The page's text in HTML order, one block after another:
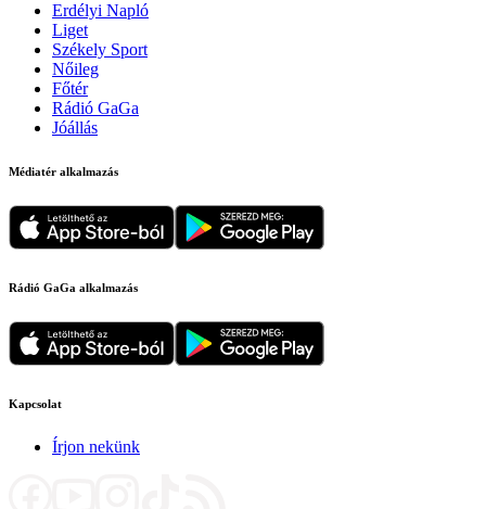
Erdélyi Napló
Liget
Székely Sport
Nőileg
Főtér
Rádió GaGa
Jóállás
Médiatér alkalmazás
Rádió GaGa alkalmazás
Kapcsolat
Írjon nekünk